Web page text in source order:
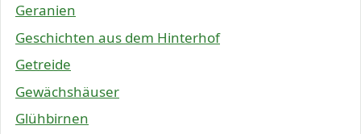
Geranien
Geschichten aus dem Hinterhof
Getreide
Gewächshäuser
Glühbirnen